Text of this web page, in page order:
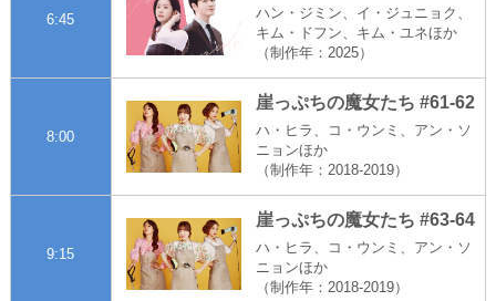
6:45
ハン・ジミン、イ・ジュニョク、
キム・ドフン、キム・ユネほか
（制作年：2025）
8:00
崖っぷちの魔女たち #61-62
ハ・ヒラ、コ・ウンミ、アン・ソ
ニョンほか
（制作年：2018-2019）
9:15
崖っぷちの魔女たち #63-64
ハ・ヒラ、コ・ウンミ、アン・ソ
ニョンほか
（制作年：2018-2019）